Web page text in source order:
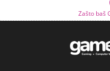
Zašto baš